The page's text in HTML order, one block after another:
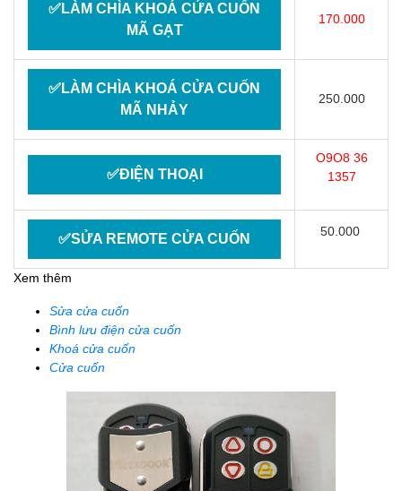
✅LÀM CHÌA KHOÁ CỬA CUỐN
MÃ GẠT
170.000
✅LÀM CHÌA KHOÁ CỬA CUỐN
MÃ NHẢY
250.000
✅ĐIỆN THOẠI
O9O8 36
1357
✅SỬA REMOTE CỬA CUỐN 50.000
Xem thêm
Sửa cửa cuốn
Bình lưu điện cửa cuốn
Khoá cửa cuốn
Cửa cuốn